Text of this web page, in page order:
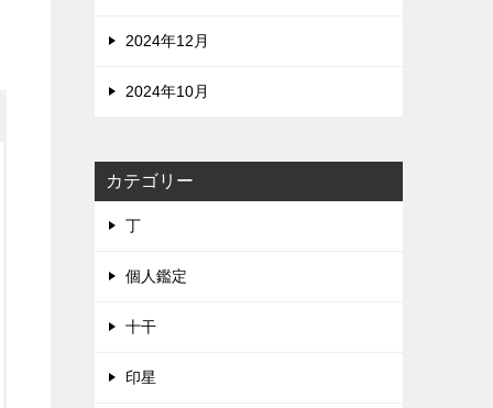
2024年12月
2024年10月
カテゴリー
丁
個人鑑定
十干
印星